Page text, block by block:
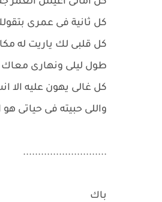
كل ثانية فى عمرى
كل قلبى لك ياريت له
طول ليلى ونهارى معاك
كل غالى يهون عليه الا
واللى حبيته فى حياتى هو
............................
باك